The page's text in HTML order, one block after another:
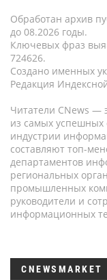
Обработан архив
до 08.2026 годы.
Ключевых фраз
724626.
Создано именных
Редакция
Читатели CNews —
из самых успешных
индустрии
составляют топ-
департаментов
региональных
промышленных
руководители и
информационных
CNEWSMARKET